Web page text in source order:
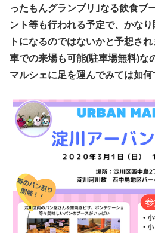
ったもんグランプリ｣なる飲食ブ
ント等も行われる予定で、かな
トになるのではないかと予想さ
車での来場も可能(駐車場無料)な
マルシェに足を運んでみては如何